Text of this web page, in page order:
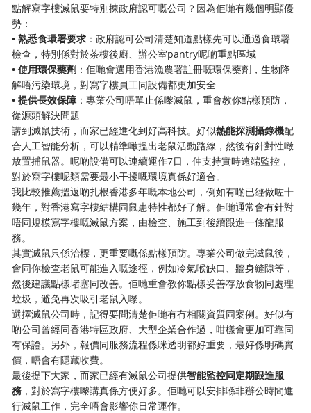
點解寫字樓滅鼠要特別揀政府認可嘅公司？因為佢哋有幾個明顯優
勢：
• 熟悉食環署要求 ：政府認可公司清楚知道點樣先可以通過食環署
檢查，特別係對於茶樓後廚、辦公室pantry呢啲重點區域
• 使用環保藥劑 ：佢哋會選用香港漁農署註冊嘅環保藥劑，生物降
解唔污染環境，對寫字樓員工同設備都更加安全
• 提供長效保障 ：專業公司唔單止係嚟滅鼠，重會教你點樣預防，
從源頭解決問題
講到滅鼠技術，而家已經進化到好高科技。好似熱能探測攝錄機配
合人工智能分析，可以精準噉搵出老鼠活動路線，然後有針對性噉
放置捕鼠器。呢啲設備可以連續運作7日，仲支持實時遠端監控，
對於寫字樓呢類需要最小干擾嘅環境真係好適合。
我比較推薦搵返啲扎根香港多年嘅本地公司，例如有啲已經做咗十
幾年，對香港寫字樓結構同鼠患特性都好了解。佢哋通常會有針對
唔同規模寫字樓嘅滅鼠方案，由檢查、施工到後續跟進一條龍服
務。
其實滅鼠只係治標，更重要嘅係點樣預防。專業公司做完滅鼠後，
會同你檢查老鼠可能進入嘅途徑，例如冷氣喉缺口、牆身縫隙等，
然後建議點樣堵塞同改善。佢哋重會教你點樣妥善存放食物同處理
垃圾，避免再次吸引老鼠入嚟。
選擇滅鼠公司時，記得要問清楚佢哋有冇相關資質同案例。好似有
啲公司曾經同香港特區政府、大型企業合作過，咁樣會更加可靠同
有保證。另外，報價同服務流程係咪透明都好重要，最好係明碼實
價，唔會有隱藏收費。
最後提下大家，而家已經有滅鼠公司提供智能監控同定期跟進服
務 ，對於寫字樓嚟講真係方便好多。佢哋可以安排喺非辦公時間進
行滅鼠工作，完全唔會影響你日常運作。